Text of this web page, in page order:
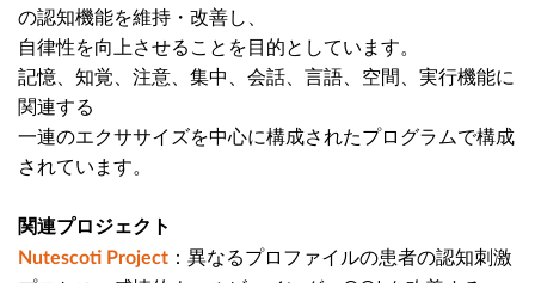
の認知機能を維持・改善し、
自律性を向上させることを目的としています。
記憶、知覚、注意、集中、会話、言語、空間、実行機能に
関連する
一連のエクササイズを中心に構成されたプログラムで構成
されています。
関連プロジェクト
Nutescoti Project ：異なるプロファイルの患者の認知刺激